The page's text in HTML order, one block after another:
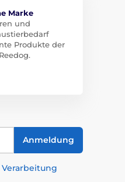
Marke
und
Produkte der
Anmeldung
Verarbeitung